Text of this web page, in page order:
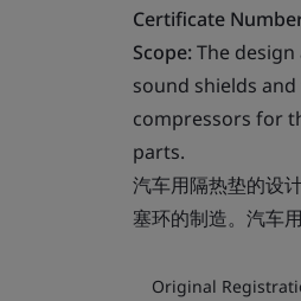
Certificate
Scope:The
sound shields
compressors for
parts.
汽车用隔热垫的设
塞环的制造。汽车
Original